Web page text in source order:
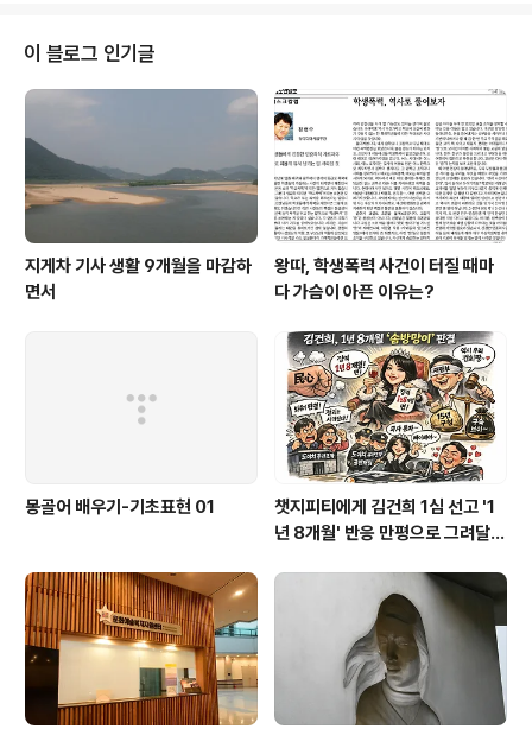
어왔습니다. 큰 아이가 "야, 학교 많이 변했네."하며 감탄했
습니다. 자신이 옛날에 다니던 학교가 이렇게 멋지게 변한
게 마음에 들었나 봅니다. 옛추억을 떠올리고 싶은지 먼저
혼자 학교를 한바퀴 돌고 싶다고 했습니다. 작은 아이와 나
도 '이게 웬 횡재냐' 싶은 생각이 들었습니다. 먼지가 풀풀
날리는 모래운동장이 아니라 잔디..
이 블로그 인기글
지게차 기사 생활 9개월을 마감하
면서
왕따, 학생폭력 사건이 터질 때마
다 가슴이 아픈 이유는?
몽골어 배우기-기초표현 01
챗지피티에게 김건희 1심 선고 '1
년 8개월' 반응 만평으로 그려달랬